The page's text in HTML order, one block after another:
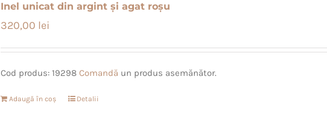
Inel unicat din argint și agat roșu
320,00 lei
Cod produs: 19298Comandă un produs asemănător.
Adaugă în coș Detalii